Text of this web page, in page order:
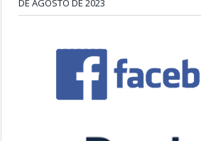
DE AGOSTO DE 2023